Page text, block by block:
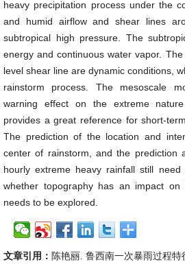
heavy precipitation process under the
and humid airflow and shear lines
subtropical high pressure. The
energy and continuous water vapor.
level shear line are dynamic conditions,
rainstorm process. The mesoscale
warning effect on the extreme
provides a great reference for short-
The prediction of the location and
center of rainstorm, and the prediction
hourly extreme heavy rainfall still
whether topography has an impact
needs to be explored.
文章引用： 陈艳丽. 鲁西南一次暴雨过程